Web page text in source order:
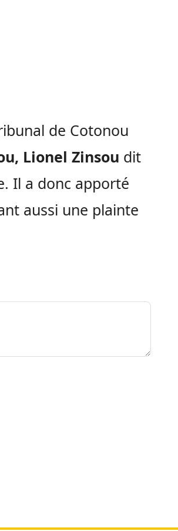
de Cotonou
Lionel Zinsou dit
Il a donc apporté
aussi une plainte